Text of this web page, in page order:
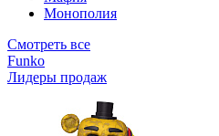
Монополия
Смотреть все
Funko
Лидеры продаж